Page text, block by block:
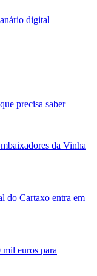
digital
precisa saber
da Vinha
do Cartaxo entra em
mil euros para